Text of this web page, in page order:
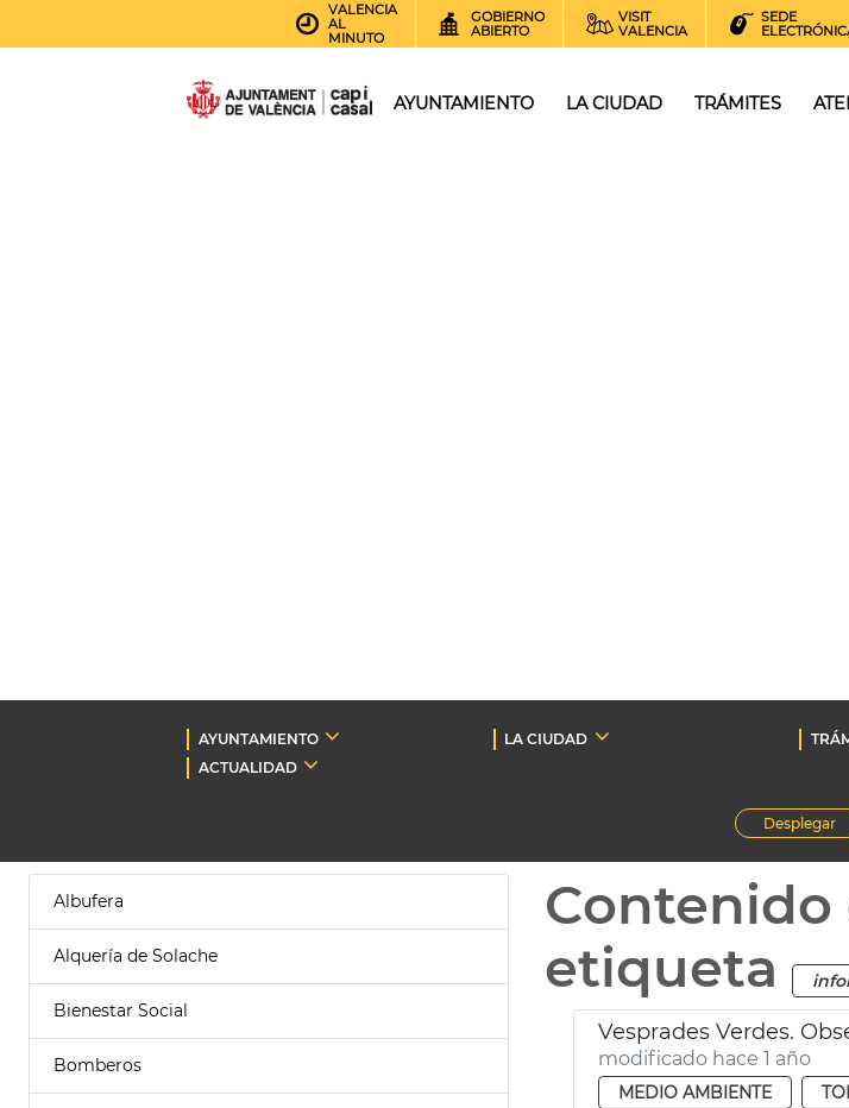
VALENCIA
AL
MINUTO
GOBIERNO
ABIERTO
VISIT
VALENCIA
SEDE
AYUNTAMIENTO LA CIUDAD TRÁMITES
AYUNTAMIENTO LA CIUDAD
ACTUALIDAD
Desplegar
Albufera
Alquería de Solache
Bienestar Social
Bomberos
etiqueta
Vesprades Verdes.
modificado hace 1 año
MEDIO AMBIENTE